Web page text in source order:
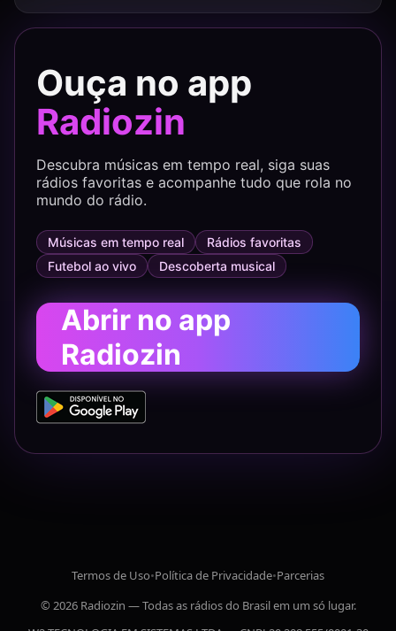
Ouça no app
Radiozin
Descubra músicas em tempo real, siga suas
rádios favoritas e acompanhe tudo que rola no
mundo do rádio.
Músicas em tempo real
Rádios favoritas
Futebol ao vivo
Descoberta musical
Abrir no app
Radiozin
Termos de Uso•Política de Privacidade•Parcerias
© 2026 Radiozin — Todas as rádios do Brasil em um só lugar.